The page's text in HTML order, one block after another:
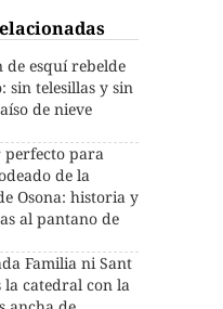
de esquí rebelde
sin telesillas y sin
de nieve
para
de la
Osona: historia y
al pantano de
Familia ni Sant
la catedral con la